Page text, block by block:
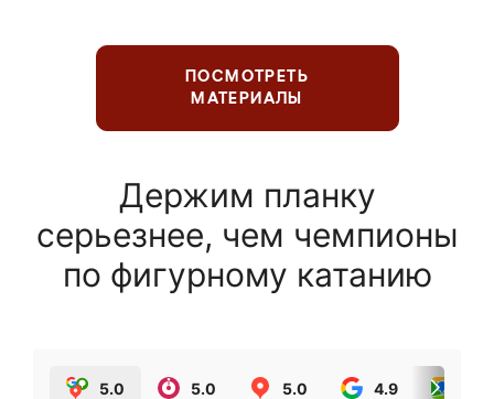
ПОСМОТРЕТЬ
МАТЕРИАЛЫ
Держим планку
серьезнее, чем чемпионы
по фигурному катанию
5.0 5.0 5.0 4.9